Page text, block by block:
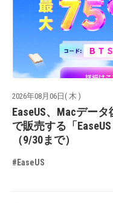
2026年08月06日( 木 )
EaseUS、Macデー
で販売する「
（9/30まで）
#EaseUS